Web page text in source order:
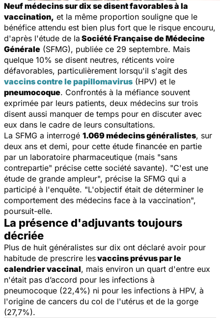
Neuf médecins sur dix se disent favorables à la
vaccination, et la même proportion souligne que le
bénéfice attendu est bien plus fort que le risque encouru,
d'après l'étude de la Société Française de Médecine
Générale (SFMG), publiée ce 29 septembre. Mais
quelque 10% se disent neutres, réticents voire
défavorables, particulièrement lorsqu'il s'agit des
vaccins contre le papillomavirus (HPV) et le
pneumocoque. Confrontés à la méfiance souvent
exprimée par leurs patients, deux médecins sur trois
disent aussi manquer de temps pour en discuter avec
eux dans le cadre de leurs consultations.
La SFMG a interrogé 1.069 médecins généralistes, sur
deux ans et demi, pour cette étude financée en partie
par un laboratoire pharmaceutique (mais "sans
contrepartie" précise cette société savante). "C'est une
étude de grande ampleur", précise la SFMG qui a
participé à l'enquête. "L'objectif était de déterminer le
comportement des médecins face à la vaccination",
poursuit-elle.
La présence d'adjuvants toujours
décriée
Plus de huit généralistes sur dix ont déclaré avoir pour
habitude de prescrire lesvaccins prévus par le
calendrier vaccinal, mais environ un quart d'entre eux
n'était pas d’accord pour les infections à
pneumocoque (22,4%) ni pour les infections à HPV, à
l'origine de cancers du col de l'utérus et de la gorge
(27,7%).